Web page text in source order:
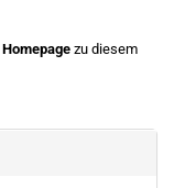
Homepage zu diesem